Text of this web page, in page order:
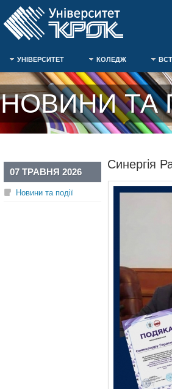
УНІВЕРСИТЕТ КОЛЕДЖ
НОВИНИ ТА
Синергія
07 ТРАВНЯ 2026
Новини та події